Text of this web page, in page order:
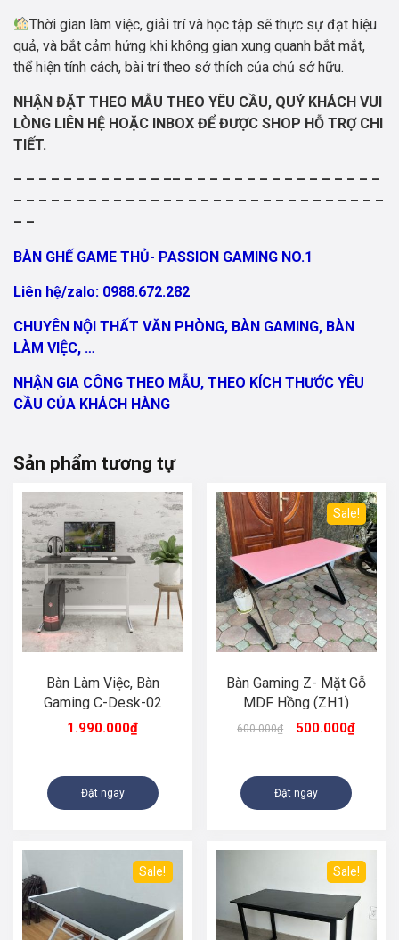
Thời gian làm việc, giải trí và học tập sẽ thực sự đạt hiệu
quả, và bắt cảm hứng khi không gian xung quanh bắt mắt,
thể hiện tính cách, bài trí theo sở thích của chủ sở hữu.
NHẬN ĐẶT THEO MẪU THEO YÊU CẦU, QUÝ KHÁCH VUI
LÒNG LIÊN HỆ HOẶC INBOX ĐỂ ĐƯỢC SHOP HỖ TRỢ CHI
TIẾT.
– – – – – – – – – – – – –– – – – – – – – – – – – – – – – –
– – – – – – – – – – – – – – – – – – – – – – – – – – – – – –
– –
BÀN GHẾ GAME THỦ- PASSION GAMING NO.1
Liên hệ/zalo: 0988.672.282
CHUYÊN NỘI THẤT VĂN PHÒNG, BÀN GAMING, BÀN
LÀM VIỆC, …
NHẬN GIA CÔNG THEO MẪU, THEO KÍCH THƯỚC YÊU
CẦU CỦA KHÁCH HÀNG
Sản phẩm tương tự
Bàn Làm Việc, Bàn
Gaming C-Desk-02
1.990.000₫
Đặt ngay
Sale!
Bàn Gaming Z- Mặt Gỗ
MDF Hồng (ZH1)
600.000₫ 500.000₫
Đặt ngay
Sale! Sale!